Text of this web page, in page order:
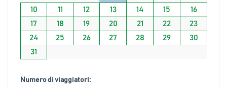
10
11 12 13 14 15
16
17
18 19 20 21 22
23
24
25 26 27 28 29
30
31
Numero di viaggiatori: